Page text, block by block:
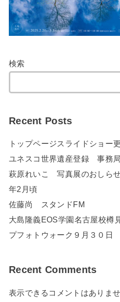
検索
Recent Posts
トップページスライドショー
ユネスコ世界遺産登録 事務
萩原れいこ 写真展のおしら
年2月頃
佐藤尚 スタンドFM
大島隆義EOS学園名古屋校樽
プフォトウォーク９月３０日
Recent Comments
表示できるコメントはありませ